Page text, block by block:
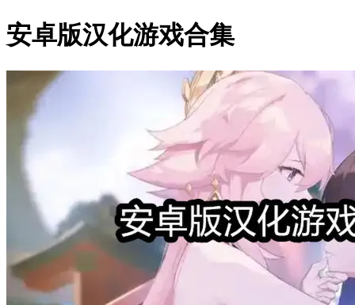
安卓版汉化游戏合集